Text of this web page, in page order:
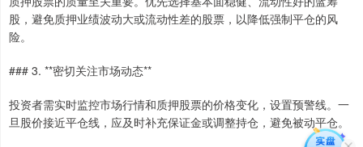
股，避免质押业绩波动大或流动性差的股票，以降低强制平仓的风
险。
### 3. **密切关注市场动态**
投资者需实时监控市场行情和质押股票的价格变化，设置预警线。一
旦股价接近平仓线，应及时补充保证金或调整持仓，避免被动平仓。